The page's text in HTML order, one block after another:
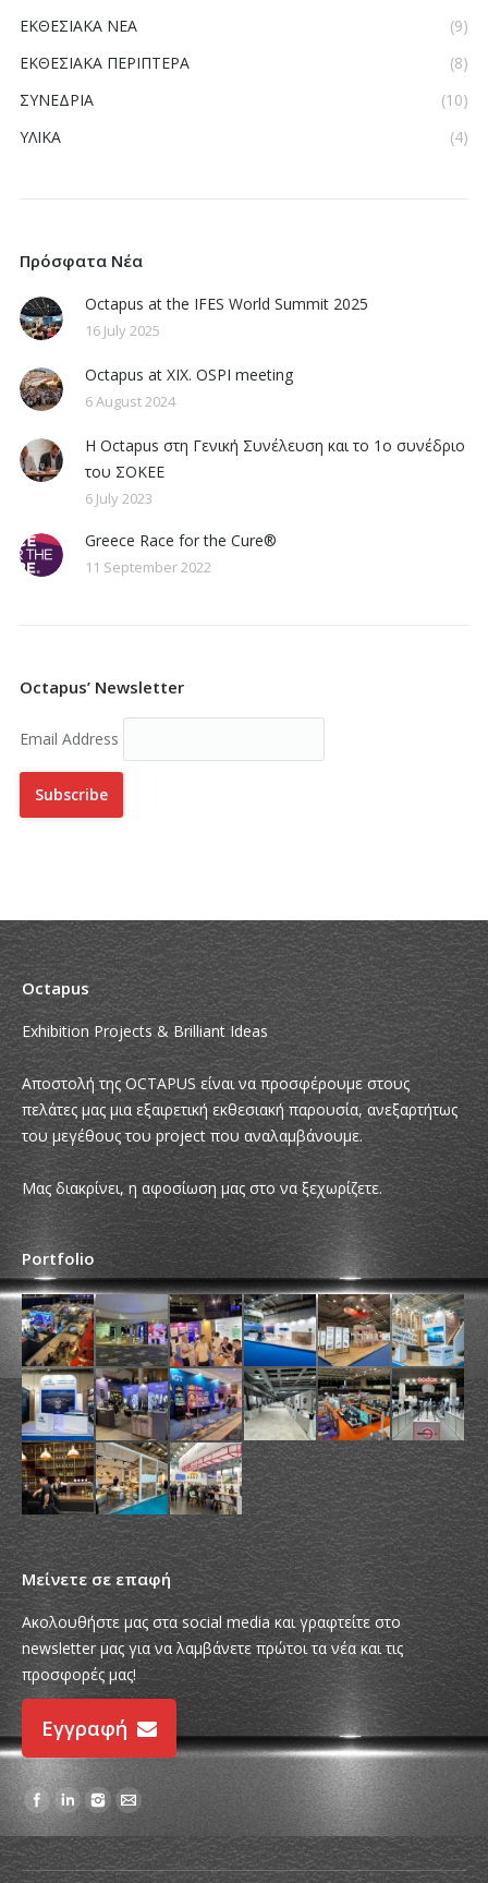
ΕΚΘΕΣΙΑΚΑ ΝΕΑ
(9)
ΕΚΘΕΣΙΑΚΑ ΠΕΡΙΠΤΕΡΑ
(8)
ΣΥΝΕΔΡΙΑ
(10)
ΥΛΙΚΑ
(4)
Πρόσφατα Νέα
Octapus at the IFES World Summit 2025
16 July 2025
Octapus at XIX. OSPI meeting
6 August 2024
Η Octapus στη Γενική Συνέλευση και το 1ο συνέδριο
του ΣΟΚΕΕ
6 July 2023
Greece Race for the Cure®
11 September 2022
Octapus’ Newsletter
Email Address
Octapus
Exhibition Projects & Brilliant Ideas
Αποστολή της OCTAPUS είναι να προσφέρουμε στους
πελάτες μας μια εξαιρετική εκθεσιακή παρουσία, ανεξαρτήτως
του μεγέθους του project που αναλαμβάνουμε.
Μας διακρίνει, η αφοσίωση μας στο να ξεχωρίζετε.
Portfolio
Μείνετε σε επαφή
Ακολουθήστε μας στα social media και γραφτείτε στο
newsletter μας για να λαμβάνετε πρώτοι τα νέα και τις
προσφορές μας!
Εγγραφή
Find us on: